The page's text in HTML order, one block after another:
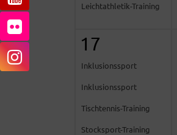
Leichtathletik-Training
17
Inklusionssport
Inklusionssport
Tischtennis-Training
Stocksport-Training